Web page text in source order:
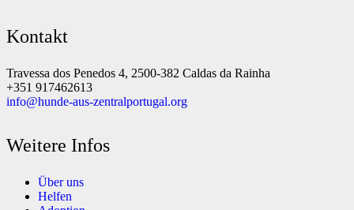
Kontakt
Travessa dos Penedos 4, 2500-382 Caldas da Rainha
+351 917462613
info@hunde-aus-zentralportugal.org
Weitere Infos
Über uns
Helfen